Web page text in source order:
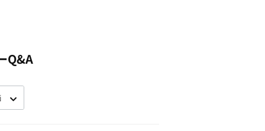
Q&A